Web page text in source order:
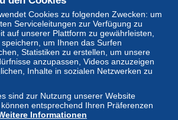
Cookies zu folgenden Zwecken: um
Serviceleitungen zur Verfügung zu
auf unserer Plattform zu gewährleisten,
um Ihnen das Surfen
Statistiken zu erstellen, um unsere
anzupassen, Videos anzuzeigen
Inhalte in sozialen Netzwerken zu
sind zur Nutzung unserer Website
entsprechend Ihren Präferenzen
Informationen